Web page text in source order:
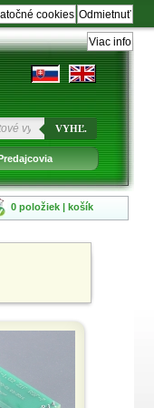
Odmietnuť
cookies
Viac info
VYHĽ.
0 položiek | košík